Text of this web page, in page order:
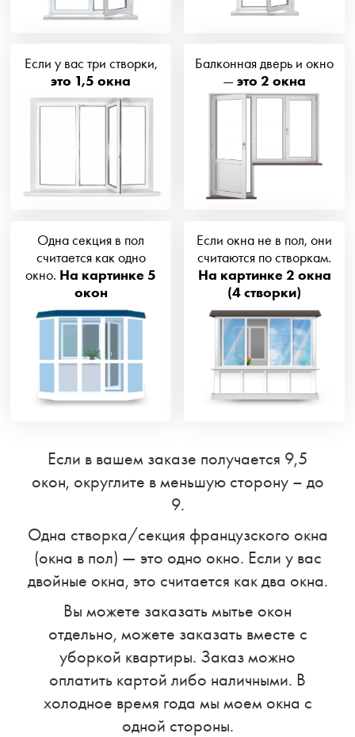
Если у вас три створки,
это 1,5 окна
Балконная дверь и окно
—это 2 окна
Одна секция в пол
считается как одно
окно. На картинке 5
окон
Если окна не в пол, они
считаются по створкам.
На картинке 2 окна
(4 створки)
Если в вашем заказе получается 9,5
окон, округлите в меньшую сторону – до
9.
Одна створка/секция французского окна
(окна в пол) — это одно окно. Если у вас
двойные окна, это считается как два окна.
Вы можете заказать мытье окон
отдельно, можете заказать вместе с
уборкой квартиры. Заказ можно
оплатить картой либо наличными. В
холодное время года мы моем окна с
одной стороны.